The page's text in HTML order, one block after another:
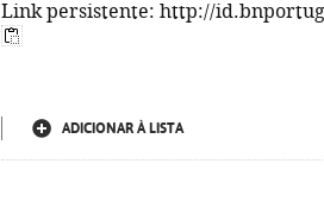
Link persistente: http://
ADICIONAR À LISTA